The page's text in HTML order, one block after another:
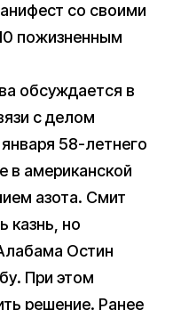
со своими
пожизненным
обсуждается в
с делом
58-летнего
в американской
азота. Смит
казнь, но
Остин
При этом
решение. Ранее